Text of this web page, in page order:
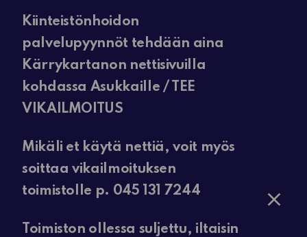
Kiinteistönhoidon
palvelupyynnöt tehdään aina
Kärrykartanon nettisivuilla
kohdassa Asukkaille / TEE
VIKAILMOITUS
Mikäli et käytä nettiä, voit myös
soittaa vikailmoituksen
toimistolle p. 045 131 7244
Toimiston ollessa suljettu, iltaisin